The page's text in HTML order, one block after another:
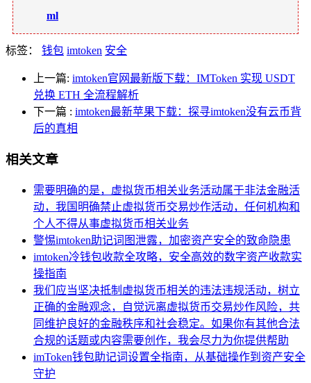
ml
标签： 钱包 imtoken 安全
上一篇: imtoken官网最新版下载：IMToken 实现 USDT
兑换 ETH 全流程解析
下一篇 : imtoken最新苹果下载：探寻imtoken没有云币背
后的真相
相关文章
需要明确的是，虚拟货币相关业务活动属于非法金融活
动，我国明确禁止虚拟货币交易炒作活动，任何机构和
个人不得从事虚拟货币相关业务
警惕imtoken助记词图泄露，加密资产安全的致命隐患
imtoken冷钱包收款全攻略，安全高效的数字资产收款实
操指南
我们应当坚决抵制虚拟货币相关的违法违规活动，树立
正确的金融观念，自觉远离虚拟货币交易炒作风险，共
同维护良好的金融秩序和社会稳定。如果你有其他合法
合规的话题或内容需要创作，我会尽力为你提供帮助
imToken钱包助记词设置全指南，从基础操作到资产安全
守护